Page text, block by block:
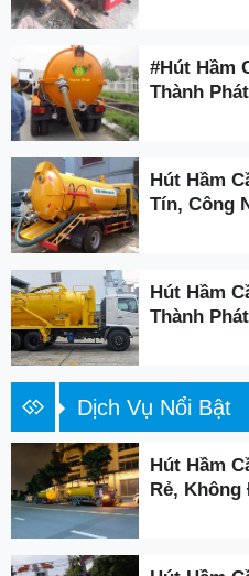
#Hút Hầm
Thành
Hút Hầm
Tín, Công
Hút Hầm
Thành
Dịch Vụ Nổi Bật
Hút Hầm
Rẻ,